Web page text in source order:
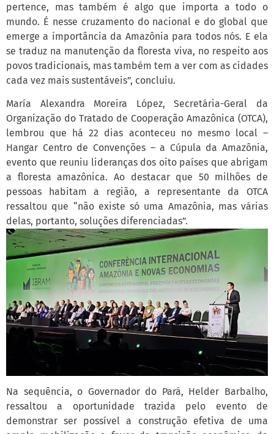
pertence, mas também é algo que importa a todo o
mundo. É nesse cruzamento do nacional e do global que
emerge a importância da Amazônia para todos nós. E ela
se traduz na manutenção da floresta viva, no respeito aos
povos tradicionais, mas também tem a ver com as cidades
cada vez mais sustentáveis”, concluiu.
María Alexandra Moreira López, Secretária-Geral da
Organização do Tratado de Cooperação Amazônica (OTCA),
lembrou que há 22 dias aconteceu no mesmo local –
Hangar Centro de Convenções – a Cúpula da Amazônia,
evento que reuniu lideranças dos oito países que abrigam
a floresta amazônica. Ao destacar que 50 milhões de
pessoas habitam a região, a representante da OTCA
ressaltou que “não existe só uma Amazônia, mas várias
delas, portanto, soluções diferenciadas”.
Na sequência, o Governador do Pará, Helder Barbalho,
ressaltou a oportunidade trazida pelo evento de
demonstrar ser possível a construção efetiva de uma